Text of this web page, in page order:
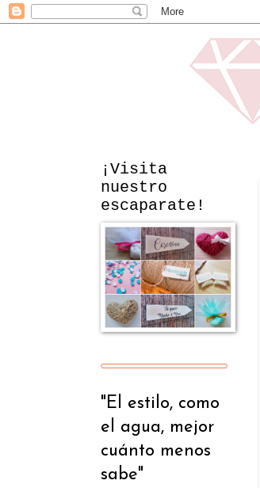
¡Visita
nuestro
escaparate!
"El estilo, como
el agua, mejor
cuánto menos
sabe"